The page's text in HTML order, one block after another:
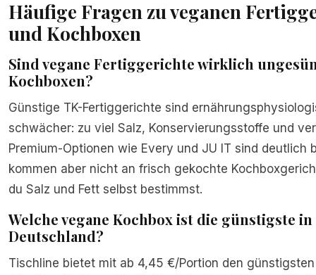
Häufige Fragen zu veganen
und Kochboxen
Sind vegane Fertiggerichte wirklich
Kochboxen?
Günstige TK-Fertiggerichte sind
schwächer: zu viel Salz, Konservierungsstoffe und
Premium-Optionen wie Every und JU IT sind deutlich
kommen aber nicht an frisch gekochte
du Salz und Fett selbst bestimmst.
Welche vegane Kochbox ist die günstigste in
Deutschland?
Tischline bietet mit ab 4,45 €/Portion den